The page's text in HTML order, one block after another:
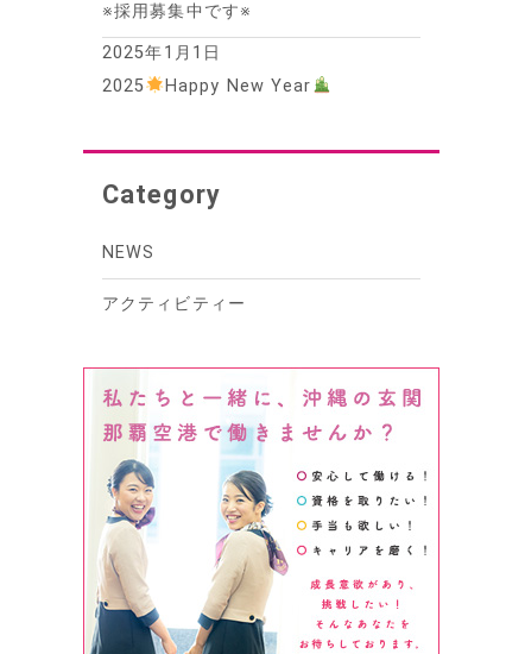
※採用募集中です※
2025 Happy New Year
2025年1月1日
Category
NEWS
アクティビティー